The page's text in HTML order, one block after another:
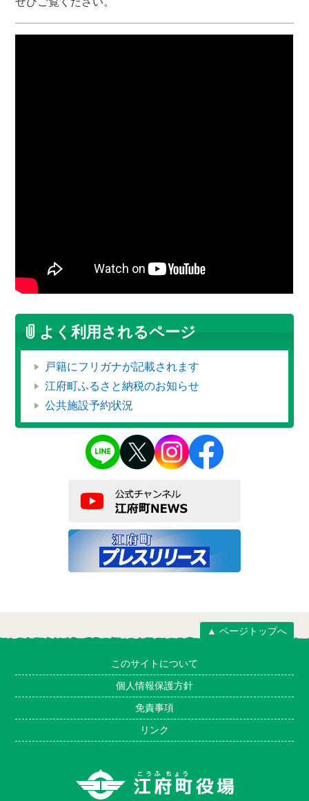
よく利用されるページ
戸籍にフリガナが記載されます
江府町ふるさと納税のお知らせ
公共施設予約状況
▲ ページトップへ
このサイトについて
個人情報保護方針
免責事項
リンク